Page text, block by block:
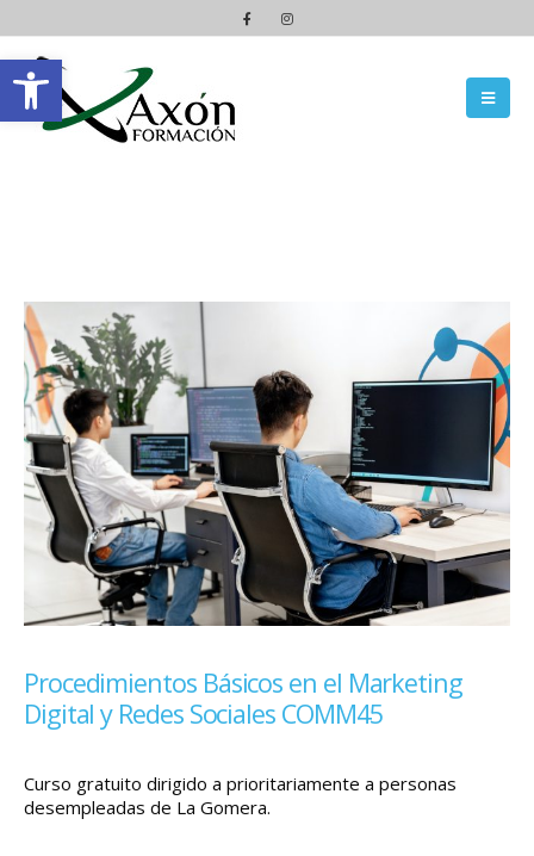
Abrir barra de herramientas
Procedimientos Básicos en el Marketing
Digital y Redes Sociales COMM45
Curso gratuito dirigido a prioritariamente a personas
desempleadas de La Gomera.